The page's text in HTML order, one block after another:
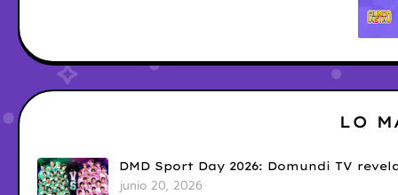
LO
DMD Sport Day 2026: Domundi TV
junio 20, 2026